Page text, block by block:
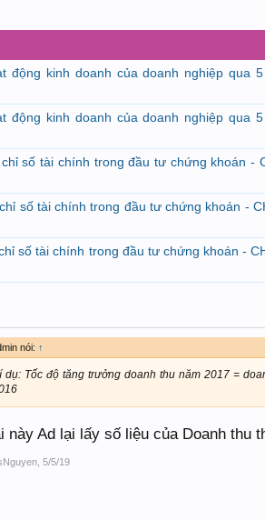
động kinh doanh của doanh nghiệp qua
động kinh doanh của doanh nghiệp qua
số tài chính trong đầu tư chứng khoán -
số tài chính trong đầu tư chứng khoán -
số tài chính trong đầu tư chứng khoán -
nói: ↑
dụ: Tốc độ tăng trưởng doanh thu năm 2017 =
này Ad lại lấy số liệu của Doanh thu
5/5/19